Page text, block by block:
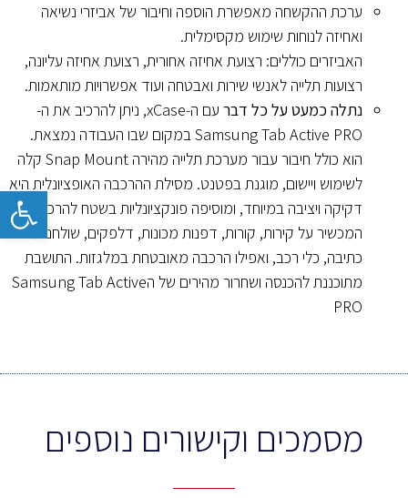
ערכת ההקשחה מאפשרת הוספה וחיבור של אביזרי נשיאה
ואחיזה לנוחות שימוש מקסימלית.
האביזרים כוללים: רצועת אחיזה אחורית, רצועת אחיזה עליונה,
רצועות תלייה לאנשי שירות ואבטחה ועוד אפשרויות מותאמות.
נתלה כמעט על כל דבר
עם ה-xCase, ניתן להרכיב את ה-
Samsung Tab Active PRO במקום שבו העבודה נמצאת.
הוא כולל חיבור עבור מערכת תלייה מהירה Snap Mount קלה
לשימוש ויישום, מוגנת בפטנט. מסילת ההרכבה האופציונלית היא
דקיקה ויציבה במיוחד, ומוסיפה פונקציונליות בשטח להרכבת
המכשיר על קירות, קורות, דפנות מכונות, דלפקים, שולחנות
כתיבה, כלי רכב, ואפילו הרכבה מאובטחת במלגזות. התושבת
מתוכננת להכנסה ושחרור מהירים של הSamsung Tab Active
PRO
מסמכים וקישורים נוספים